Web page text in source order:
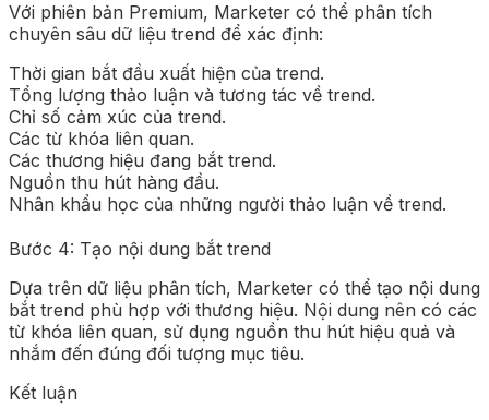
Với phiên bản Premium, Marketer có thể phân tích
chuyên sâu dữ liệu trend để xác định:
Thời gian bắt đầu xuất hiện của trend.
Tổng lượng thảo luận và tương tác về trend.
Chỉ số cảm xúc của trend.
Các từ khóa liên quan.
Các thương hiệu đang bắt trend.
Nguồn thu hút hàng đầu.
Nhân khẩu học của những người thảo luận về trend.
Bước 4: Tạo nội dung bắt trend
Dựa trên dữ liệu phân tích, Marketer có thể tạo nội dung
bắt trend phù hợp với thương hiệu. Nội dung nên có các
từ khóa liên quan, sử dụng nguồn thu hút hiệu quả và
nhắm đến đúng đối tượng mục tiêu.
Kết luận